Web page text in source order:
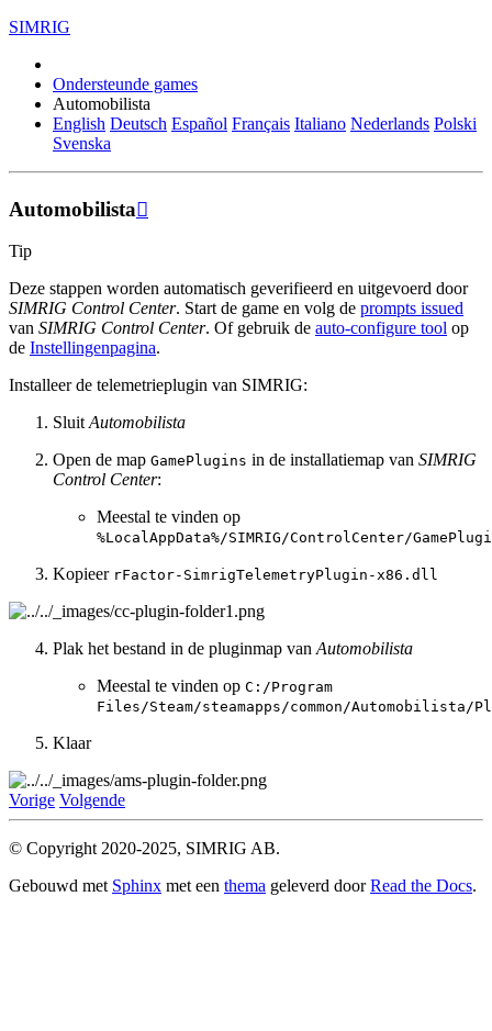
SIMRIG
Ondersteunde games
Automobilista
English Deutsch Español Français Italiano Nederlands Polski
Svenska
Automobilista
Tip
Deze stappen worden automatisch geverifieerd en uitgevoerd door
SIMRIG Control Center. Start de game en volg de prompts issued
van SIMRIG Control Center. Of gebruik de auto-configure tool op
de Instellingenpagina.
Installeer de telemetrieplugin van SIMRIG:
SluitAutomobilista
Open de map GamePlugins in de installatiemap van SIMRIG
Control Center:
Meestal te vinden op
%LocalAppData%/SIMRIG/ControlCenter/
Kopieer rFactor-SimrigTelemetryPlugin-x86.dll
Plak het bestand in de pluginmap vanAutomobilista
Meestal te vinden op C:/Program
Files/Steam/steamapps/common/Automobilista/
Klaar
Vorige Volgende
© Copyright 2020-2025, SIMRIG AB.
Gebouwd met Sphinx met een thema geleverd doorRead the Docs.